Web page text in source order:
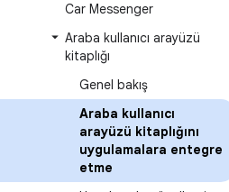
Car Messenger
Araba kullanıcı arayüzü
kitaplığı
Genel bakış
Araba kullanıcı
arayüzü kitaplığını
uygulamalara entegre
etme